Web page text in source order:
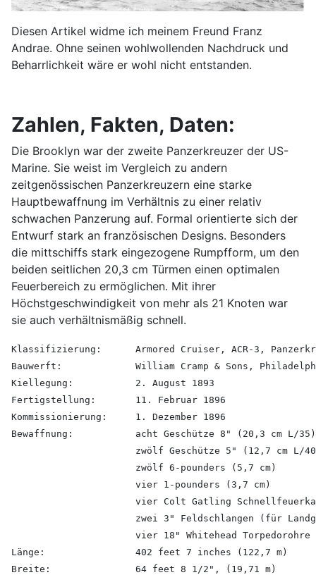
Diesen Artikel widme ich meinem Freund Franz
Andrae. Ohne seinen wohlwollenden Nachdruck und
Beharrlichkeit wäre er wohl nicht entstanden.
Zahlen, Fakten, Daten:
Die Brooklyn war der zweite Panzerkreuzer der US-
Marine. Sie weist im Vergleich zu andern
zeitgenössischen Panzerkreuzern eine starke
Hauptbewaffnung im Verhältnis zu einer relativ
schwachen Panzerung auf. Formal orientierte sich der
Entwurf stark an französischen Designs. Besonders
die mittschiffs stark eingezogene Rumpfform, um den
beiden seitlichen 20,3 cm Türmen einen optimalen
Feuerbereich zu ermöglichen. Mit ihrer
Höchstgeschwindigkeit von mehr als 21 Knoten war
sie auch verhältnismäßig schnell.
Klassifizierung:
Armored Cruiser, ACR-3,
Bauwerft:
William Cramp & Sons,
Kiellegung:
2. August 1893
Fertigstellung:
11. Februar 1896
Kommissionierung:
1. Dezember 1896
Bewaffnung:
acht Geschütze 8" (20,3 cm L/
zwölf Geschütze 5" (12,7 cm L/
zwölf 6-pounders (5,7 cm)
vier 1-pounders (3,7 cm)
vier Colt Gatling
zwei 3" Feldschlangen (für
vier 18" Whitehead Torpedorohre
Länge:
402 feet 7 inches (122,7 m)
Breite:
64 feet 8 1/2", (19,71 m)